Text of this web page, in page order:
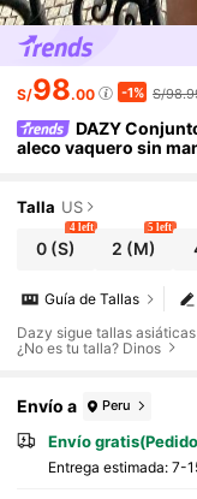
S/98.00 -1% S/
DAZY
aleco vaquero sin
Talla US
0 (S)
4 left
2 (M)
5 left
Guía de Tallas
Dazy sigue tallas
¿No es tu talla? Dinos
Envío a Peru
Envío
Entrega estimada: 7-